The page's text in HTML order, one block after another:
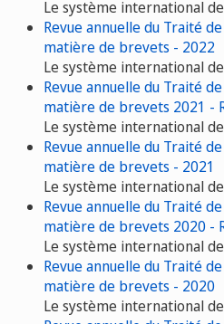
Le système international
Revue annuelle du Traité
matière de brevets - 2022
Le système international
Revue annuelle du Traité
matière de brevets 2021 -
Le système international
Revue annuelle du Traité
matière de brevets - 2021
Le système international
Revue annuelle du Traité
matière de brevets 2020 -
Le système international
Revue annuelle du Traité
matière de brevets - 2020
Le système international